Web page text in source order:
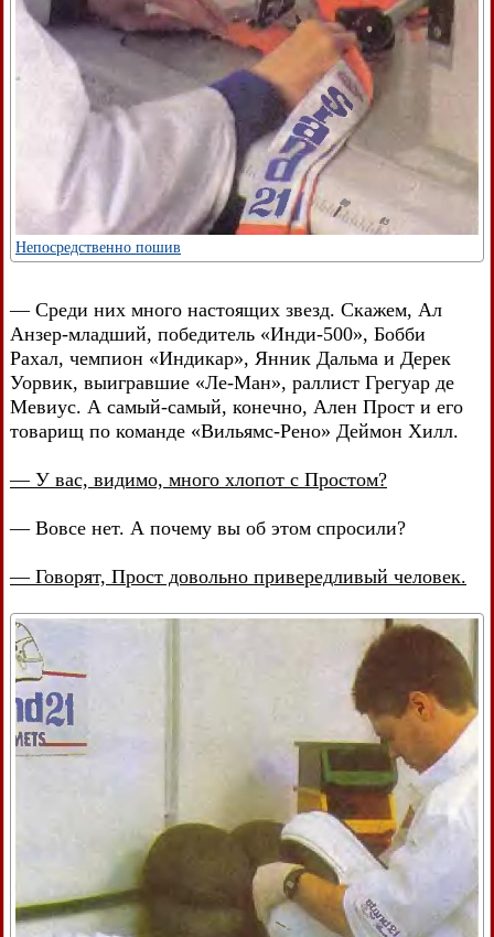
Непосредственно пошив
— Среди них много настоящих звезд. Скажем, Ал
Анзер-младший, победитель «Инди-500», Бобби
Рахал, чемпион «Индикар», Янник Дальма и Дерек
Уорвик, выигравшие «Ле-Ман», раллист Грегуар де
Мевиус. А самый-самый, конечно, Ален Прост и его
товарищ по команде «Вильямс-Рено» Деймон Хилл.
— У вас, видимо, много хлопот с Простом?
— Вовсе нет. А почему вы об этом спросили?
— Говорят, Прост довольно привередливый человек.